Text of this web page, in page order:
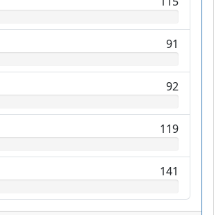
91
92
119
141